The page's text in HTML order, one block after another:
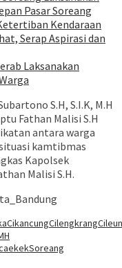
Pasar Soreang
Kendaraan
Serap Aspirasi dan
Laksanakan
S.H, S.I.K, M.H
Fathan Malisi S.H
antara warga
kamtibmas
Kapolsek
Malisi S.H.
CikancungCilengkrang
Soreang